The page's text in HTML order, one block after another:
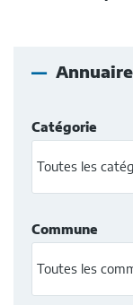
Catégorie
Commune